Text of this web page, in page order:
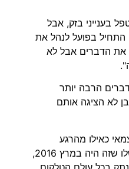
בענייני בזק, אבל
ועד שצחי התחיל בפועל לנהל את
את הדברים אבל לא
הרבה יותר
לא הציגה אותם
כאילו מהרגע
שהתחיל ניגוד העניינים שלו שזה היה במרץ 2016,